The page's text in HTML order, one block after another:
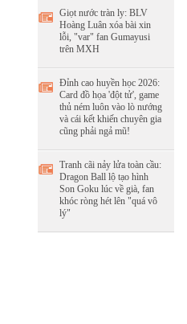
Giọt nước tràn ly: BLV
Hoàng Luân xóa bài xin
lỗi, "var" fan Gumayusi
trên MXH
Đỉnh cao huyền học 2026:
Card đồ họa 'đột tử', game
thủ ném luôn vào lò nướng
và cái kết khiến chuyên gia
cũng phải ngả mũ!
Tranh cãi nảy lửa toàn cầu:
Dragon Ball lộ tạo hình
Son Goku lúc về già, fan
khóc ròng hét lên "quá vô
lý"